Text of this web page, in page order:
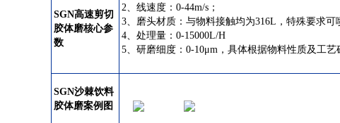
SGN高速剪切
胶体磨核心参
数
2、线速度：0-44m/s；
3、磨头材质：与物料接触均为316L，特殊要求可
4、处理量：0-15000L/H
5、研磨细度：0-10μm，具体根据物料性质及工艺
SGN沙棘饮料
胶体磨案例图